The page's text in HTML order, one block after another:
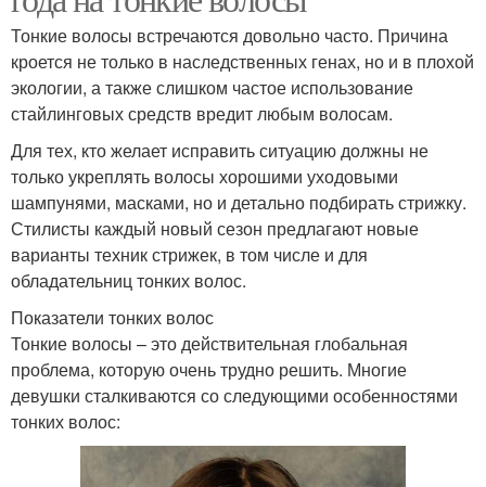
Тонкие волосы встречаются довольно часто. Причина
кроется не только в наследственных генах, но и в плохой
экологии, а также слишком частое использование
стайлинговых средств вредит любым волосам.
Для тех, кто желает исправить ситуацию должны не
только укреплять волосы хорошими уходовыми
шампунями, масками, но и детально подбирать стрижку.
Стилисты каждый новый сезон предлагают новые
варианты техник стрижек, в том числе и для
обладательниц тонких волос.
Показатели тонких волос
Тонкие волосы – это действительная глобальная
проблема, которую очень трудно решить. Многие
девушки сталкиваются со следующими особенностями
тонких волос: